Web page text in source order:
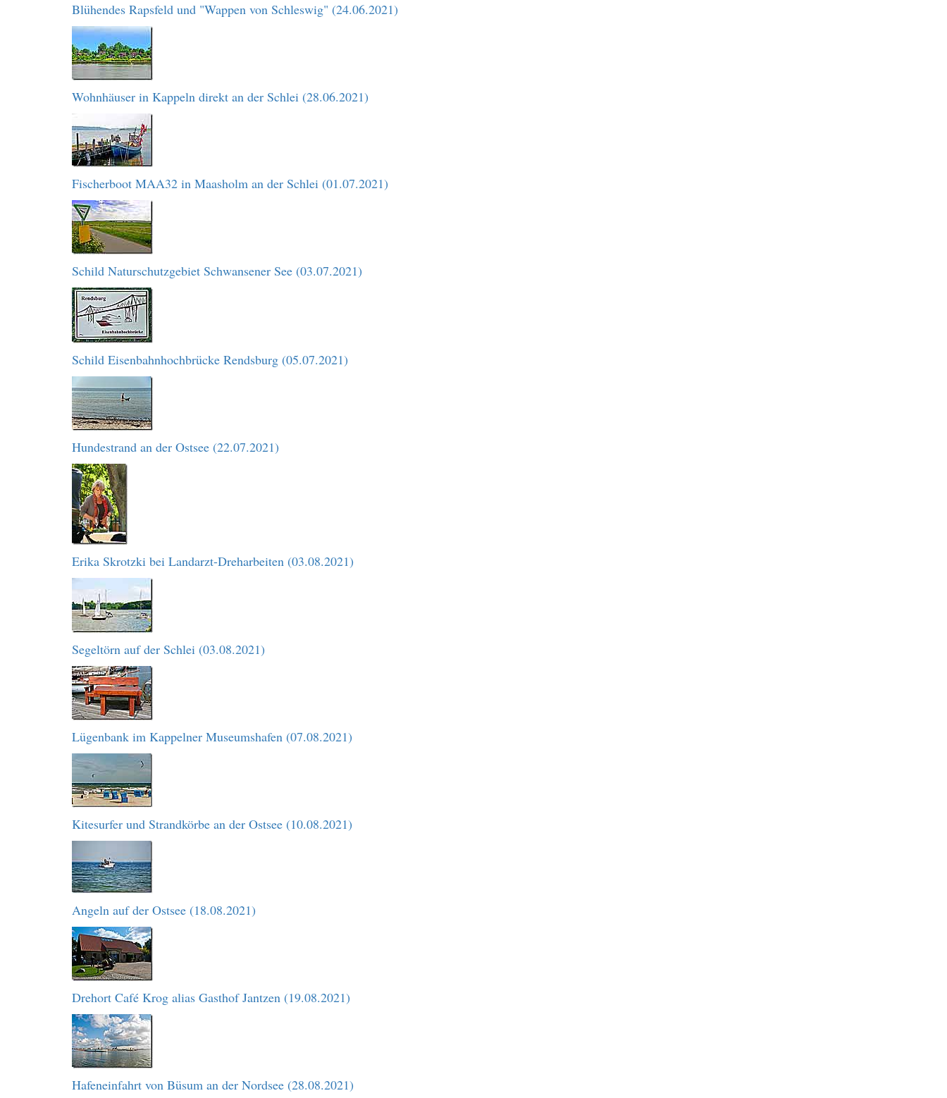
Blühendes Rapsfeld und "Wappen von Schleswig" (24.06.2021)
Wohnhäuser in Kappeln direkt an der Schlei (28.06.2021)
Fischerboot MAA32 in Maasholm an der Schlei (01.07.2021)
Schild Naturschutzgebiet Schwansener See (03.07.2021)
Schild Eisenbahnhochbrücke Rendsburg (05.07.2021)
Hundestrand an der Ostsee (22.07.2021)
Erika Skrotzki bei Landarzt-Dreharbeiten (03.08.2021)
Segeltörn auf der Schlei (03.08.2021)
Lügenbank im Kappelner Museumshafen (07.08.2021)
Kitesurfer und Strandkörbe an der Ostsee (10.08.2021)
Angeln auf der Ostsee (18.08.2021)
Drehort Café Krog alias Gasthof Jantzen (19.08.2021)
Hafeneinfahrt von Büsum an der Nordsee (28.08.2021)